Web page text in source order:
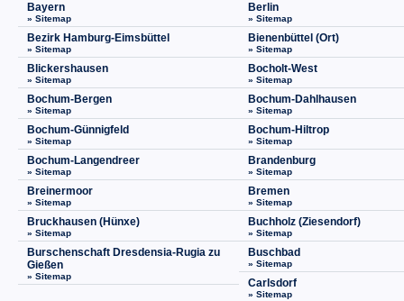
Bayern
» Sitemap
Berlin
» Sitemap
Bezirk Hamburg-Eimsbüttel
» Sitemap
Bienenbüttel (Ort)
» Sitemap
Blickershausen
» Sitemap
Bocholt-West
» Sitemap
Bochum-Bergen
» Sitemap
Bochum-Dahlhausen
» Sitemap
Bochum-Günnigfeld
» Sitemap
Bochum-Hiltrop
» Sitemap
Bochum-Langendreer
» Sitemap
Brandenburg
» Sitemap
Breinermoor
» Sitemap
Bremen
» Sitemap
Bruckhausen (Hünxe)
» Sitemap
Buchholz (Ziesendorf)
» Sitemap
Burschenschaft Dresdensia-Rugia zu
Gießen
» Sitemap
Buschbad
» Sitemap
Carlsdorf
» Sitemap